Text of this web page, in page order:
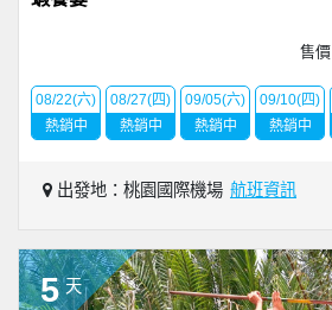
售價
08/22(六)
熱銷中
08/27(四)
熱銷中
09/05(六)
熱銷中
09/10(四)
熱銷中
出發地：桃園國際機場 航班資訊
5 天